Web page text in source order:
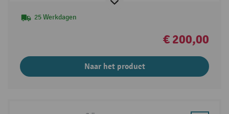
25 Werkdagen
€ 200,00
Naar het product